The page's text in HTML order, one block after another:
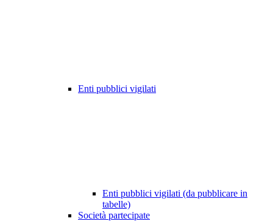
Enti pubblici vigilati
Enti pubblici vigilati (da pubblicare in
tabelle)
Società partecipate